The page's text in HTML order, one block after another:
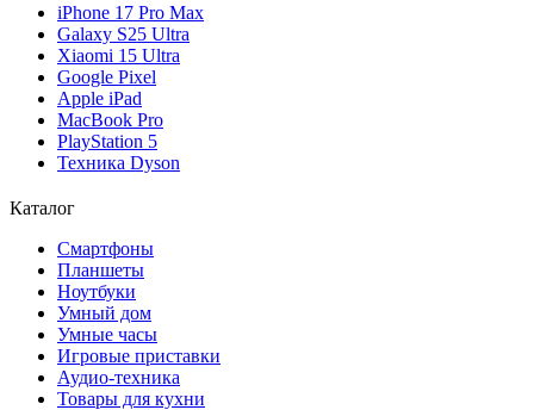
iPhone 17 Pro Max
Galaxy S25 Ultra
Xiaomi 15 Ultra
Google Pixel
Apple iPad
MacBook Pro
PlayStation 5
Техника Dyson
Каталог
Смартфоны
Планшеты
Ноутбуки
Умный дом
Умные часы
Игровые приставки
Аудио-техника
Товары для кухни